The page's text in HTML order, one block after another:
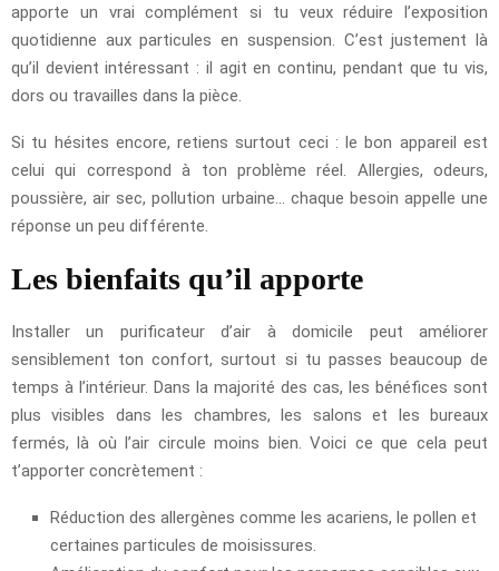
apporte un vrai complément si tu veux réduire l’exposition
quotidienne aux particules en suspension. C’est justement là
qu’il devient intéressant : il agit en continu, pendant que tu vis,
dors ou travailles dans la pièce.
Si tu hésites encore, retiens surtout ceci : le bon appareil est
celui qui correspond à ton problème réel. Allergies, odeurs,
poussière, air sec, pollution urbaine… chaque besoin appelle une
réponse un peu différente.
Les bienfaits qu’il apporte
Installer un purificateur d’air à domicile peut améliorer
sensiblement ton confort, surtout si tu passes beaucoup de
temps à l’intérieur. Dans la majorité des cas, les bénéfices sont
plus visibles dans les chambres, les salons et les bureaux
fermés, là où l’air circule moins bien. Voici ce que cela peut
t’apporter concrètement :
Réduction des allergènes comme les acariens, le pollen et
certaines particules de moisissures.